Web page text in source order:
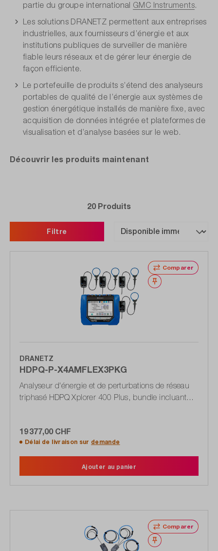
partie du groupe international GMC Instruments.
Les solutions DRANETZ permettent aux entreprises
industrielles, aux fournisseurs d’énergie et aux
institutions publiques de surveiller de manière
fiable leurs réseaux et de gérer leur énergie de
façon efficiente.
Le portefeuille de produits s’étend des analyseurs
portables de qualité de l’énergie aux systèmes de
gestion énergétique installés de manière fixe, avec
acquisition de données intégrée et plateformes de
visualisation et d’analyse basées sur le web.
Découvrir les produits maintenant
Filtre
20 Produits
Comparer
Noter
DRANETZ
HDPQ-P-X4AMFLEX3PKG
Analyseur d'énergie et de perturbations de réseau
triphasé HDPQ Xplorer 400 Plus, bundle incluant
19 377,00 CHF
Délai de livraison sur demande
Ajouter au panier
Comparer
Noter